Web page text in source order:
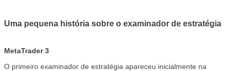
Uma pequena história sobre o examinador de estratégia
MetaTrader 3
O primeiro examinador de estratégia apareceu inicialmente na